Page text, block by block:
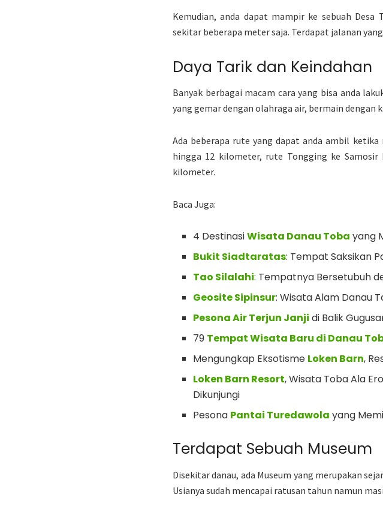
Kemudian, anda dapat mampir ke sebuah
sekitar beberapa meter saja. Terdapat jalanan
Daya Tarik dan Keindahan
Banyak berbagai macam cara yang bisa anda
yang gemar dengan olahraga air, bermain dengan
Ada beberapa rute yang dapat anda ambil
hingga 12 kilometer, rute Tongging ke
kilometer.
Baca Juga:
4 DestinasiWisata Danau Toba yang
Bukit Siadtaratas: Tempat Saksikan
Tao Silalahi: Tempatnya Bersetubuh
Geosite Sipinsur: Wisata Alam Danau
Pesona Air Terjun Janji di Balik
79 Tempat Wisata Baru di Danau
Mengungkap Eksotisme Loken Barn,
Loken Barn Resort, Wisata Toba Ala
Dikunjungi
Pesona Pantai Turedawola yang
Terdapat Sebuah Museum
Disekitar danau, ada Museum yang merupakan
Usianya sudah mencapai ratusan tahun namun